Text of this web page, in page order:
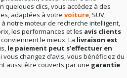
quelques clics, vous accédez à des
adaptées à votre voiture, SUV,
à notre moteur de recherche intelligent,
les performances et les avis clients
le mieux. La livraison est
le paiement peut s’effectuer en
vous changez d’avis, vous bénéficiez du
aussi être couverts par une garantie